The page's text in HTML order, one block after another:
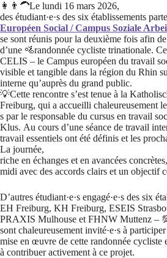
👩👨‍🦱Le lundi 16 mars 2026,
des étudiant·e·s des six établissements
Européen Social / Campus Soziale
se sont réunis pour la deuxième fois afin
d’une 🚵randonnée cycliste trinationale.
CELIS – le Campus européen du travail
visible et tangible dans la région du Rhin
interne qu’auprès du grand public.
💡Cette rencontre s’est tenue à la
Freiburg, qui a accueilli chaleureusement
s par le responsable du cursus en travail
Klus. Au cours d’une séance de travail
travail essentiels ont été définis et les
La journée,
riche en échanges et en avancées
midi avec des accords clairs et un objectif
D’autres étudiant·e·s engagé·e·s des six
EH Freiburg, KH Freiburg, ESEIS
PRAXIS Mulhouse et FHNW Muttenz –
sont chaleureusement invité·e·s à
mise en œuvre de cette randonnée cycliste
à contribuer activement à ce projet.